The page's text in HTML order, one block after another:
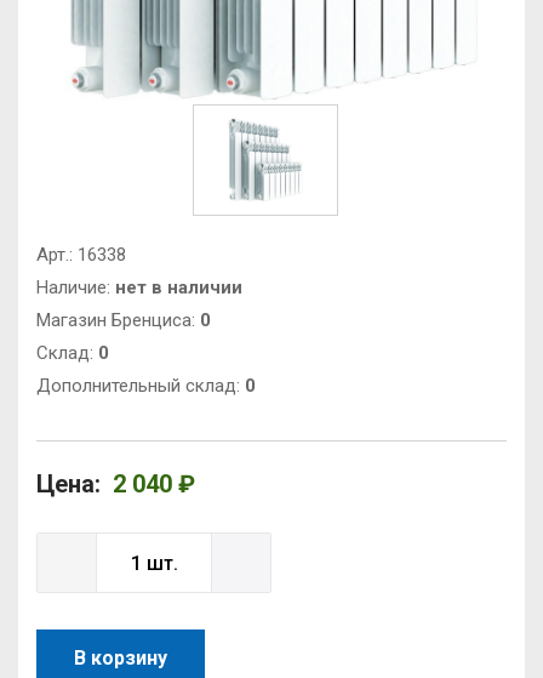
Арт.: 16338
Наличие: нет в наличии
Магазин Бренциса: 0
Cклад: 0
Дополнительный склад: 0
Цена: 2 040 ₽
В корзину